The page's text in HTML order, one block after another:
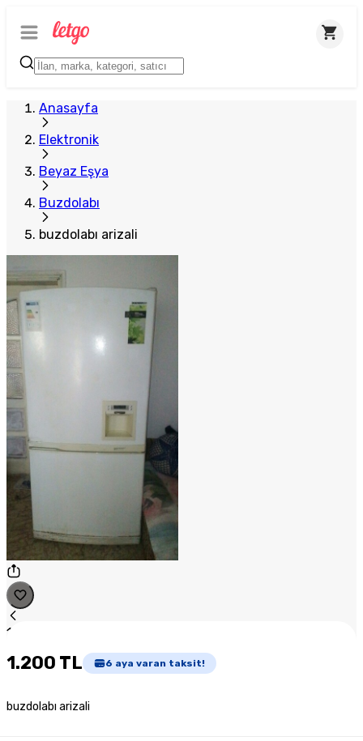
Anasayfa
Elektronik
Beyaz Eşya
Buzdolabı
buzdolabı arizali
1
Plus Satıcı
1.200 TL 6 aya varan taksit!
buzdolabı arizali